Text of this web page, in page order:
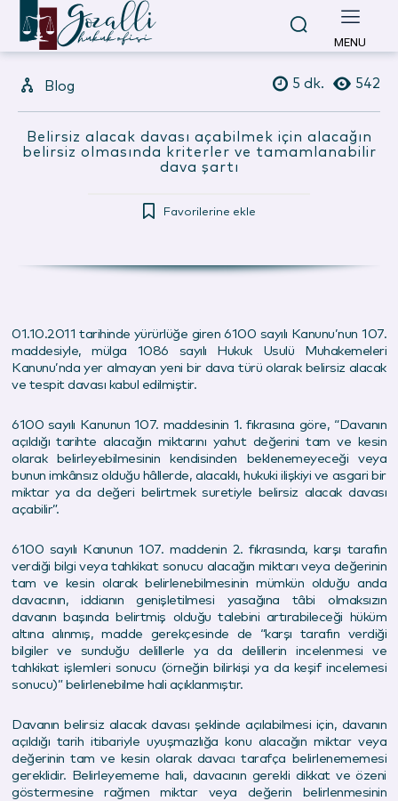
MENU
Blog 542
5 dk.
Belirsiz alacak davası açabilmek için alacağın
belirsiz olmasında kriterler ve tamamlanabilir
dava şartı
Favorilerine ekle
01.10.2011 tarihinde yürürlüğe giren 6100 sayılı Kanunu’nun 107.
maddesiyle, mülga 1086 sayılı Hukuk Usulü Muhakemeleri
Kanunu’nda yer almayan yeni bir dava türü olarak belirsiz alacak
ve tespit davası kabul edilmiştir.
6100 sayılı Kanunun 107. maddesinin 1. fıkrasına göre, “Davanın
açıldığı tarihte alacağın miktarını yahut değerini tam ve kesin
olarak belirleyebilmesinin kendisinden beklenemeyeceği veya
bunun imkânsız olduğu hâllerde, alacaklı, hukuki ilişkiyi ve asgari bir
miktar ya da değeri belirtmek suretiyle belirsiz alacak davası
açabilir”.
6100 sayılı Kanunun 107. maddenin 2. fıkrasında, karşı tarafın
verdiği bilgi veya tahkikat sonucu alacağın miktarı veya değerinin
tam ve kesin olarak belirlenebilmesinin mümkün olduğu anda
davacının, iddianın genişletilmesi yasağına tâbi olmaksızın
davanın başında belirtmiş olduğu talebini artırabileceği hüküm
altına alınmış, madde gerekçesinde de “karşı tarafın verdiği
bilgiler ve sunduğu delillerle ya da delillerin incelenmesi ve
tahkikat işlemleri sonucu (örneğin bilirkişi ya da keşif incelemesi
sonucu)” belirlenebilme hali açıklanmıştır.
Davanın belirsiz alacak davası şeklinde açılabilmesi için, davanın
açıldığı tarih itibariyle uyuşmazlığa konu alacağın miktar veya
değerinin tam ve kesin olarak davacı tarafça belirlenememesi
gereklidir. Belirleyememe hali, davacının gerekli dikkat ve özeni
göstermesine rağmen miktar veya değerin belirlenmesinin